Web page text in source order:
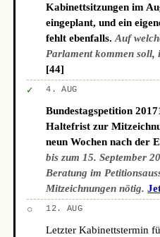
Kabinettsitzungen im
eingeplant, und ein
fehlt ebenfalls.Auf
Parlament kommen soll,
[44]
✓ 4. AUG
Bundestagspetition
Haltefrist zur
neun Wochen nach der
bis zum 15. September
Beratung im
Mitzeichnungen nötig.
○ 12. AUG
Letzter Kabinettstermin